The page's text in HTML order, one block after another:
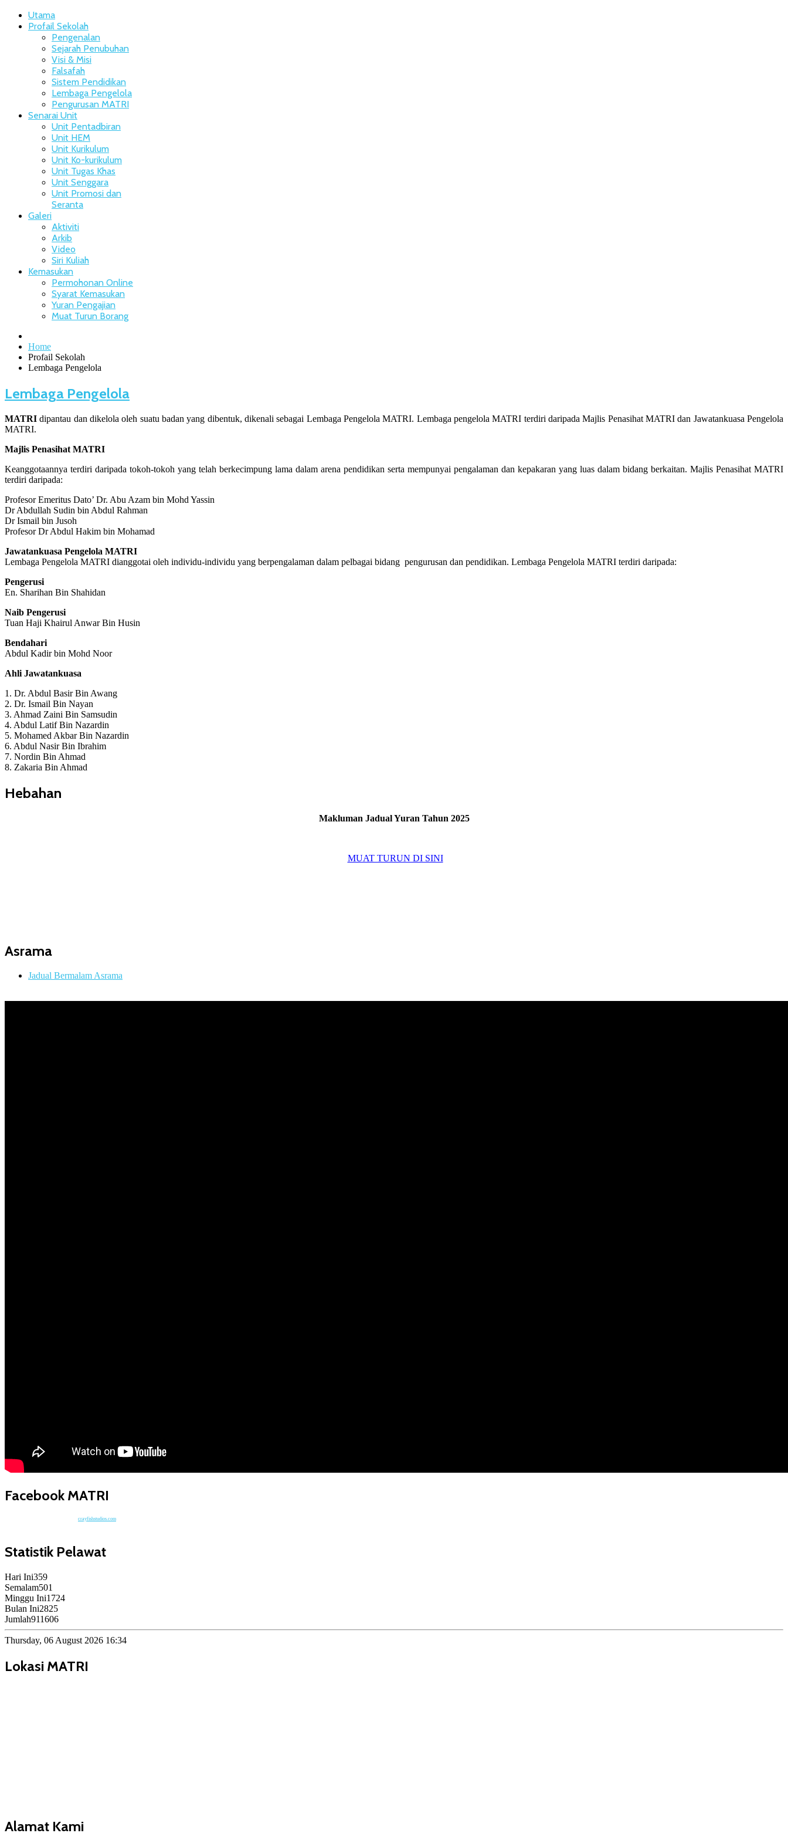
Utama
Profail Sekolah
Pengenalan
Sejarah Penubuhan
Visi & Misi
Falsafah
Sistem Pendidikan
Lembaga Pengelola
Pengurusan MATRI
Senarai Unit
Unit Pentadbiran
Unit HEM
Unit Kurikulum
Unit Ko-kurikulum
Unit Tugas Khas
Unit Senggara
Unit Promosi dan
Seranta
Galeri
Aktiviti
Arkib
Video
Siri Kuliah
Kemasukan
Permohonan Online
Syarat Kemasukan
Yuran Pengajian
Muat Turun Borang
Home
Profail Sekolah
Lembaga Pengelola
Lembaga Pengelola
MATRI dipantau dan dikelola oleh suatu badan yang dibentuk, dikenali sebagai Lembaga Pengelola MATRI. Lembaga pengelola MATRI terdiri daripada Majlis Penasihat MATRI dan Jawatankuasa Pengelola
MATRI.
Majlis Penasihat MATRI
Keanggotaannya terdiri daripada tokoh-tokoh yang telah berkecimpung lama dalam arena pendidikan serta mempunyai pengalaman dan kepakaran yang luas dalam bidang berkaitan. Majlis Penasihat MATRI
terdiri daripada:
Profesor Emeritus Dato’ Dr. Abu Azam bin Mohd Yassin
Dr Abdullah Sudin bin Abdul Rahman
Dr Ismail bin Jusoh
Profesor Dr Abdul Hakim bin Mohamad
Jawatankuasa Pengelola MATRI
Lembaga Pengelola MATRI dianggotai oleh individu-individu yang berpengalaman dalam pelbagai bidang pengurusan dan pendidikan. Lembaga Pengelola MATRI terdiri daripada:
Pengerusi
En. Sharihan Bin Shahidan
Naib Pengerusi
Tuan Haji Khairul Anwar Bin Husin
Bendahari
Abdul Kadir bin Mohd Noor
Ahli Jawatankuasa
1. Dr. Abdul Basir Bin Awang
2. Dr. Ismail Bin Nayan
3. Ahmad Zaini Bin Samsudin
4. Abdul Latif Bin Nazardin
5. Mohamed Akbar Bin Nazardin
6. Abdul Nasir Bin Ibrahim
7. Nordin Bin Ahmad
8. Zakaria Bin Ahmad
Hebahan
Makluman Jadual Yuran Tahun 2025
MUAT TURUN DI SINI
Asrama
Jadual Bermalam Asrama
Facebook MATRI
crayfishstudios.com
Statistik Pelawat
Hari Ini359
Semalam501
Minggu Ini1724
Bulan Ini2825
Jumlah911606
Thursday, 06 August 2026 16:34
Lokasi MATRI
Alamat Kami